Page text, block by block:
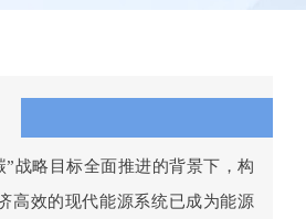
”战略目标全面推进的背景下，构
高效的现代能源系统已成为能源